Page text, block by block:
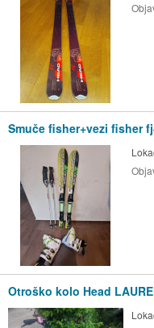
Smuče fisher+vezi fisher
Otroško kolo Head